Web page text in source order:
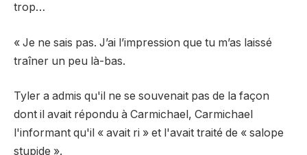
trop…
« Je ne sais pas. J’ai l’impression que tu m’as laissé
traîner un peu là-bas.
Tyler a admis qu'il ne se souvenait pas de la façon
dont il avait répondu à Carmichael, Carmichael
l'informant qu'il « avait ri » et l'avait traité de « salope
stupide ».